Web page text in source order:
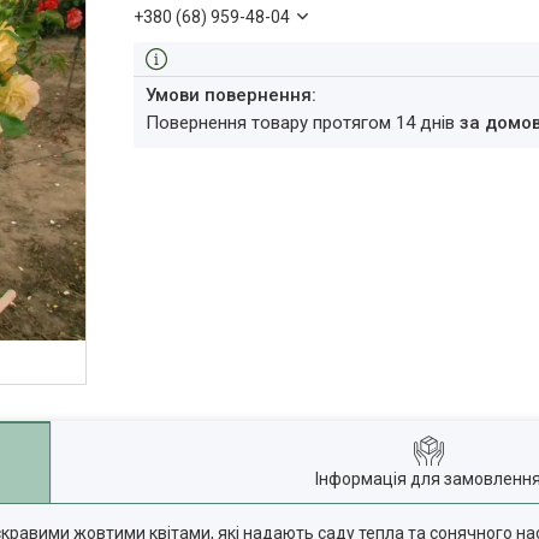
+380 (68) 959-48-04
повернення товару протягом 14 днівза
Інформація для замовлення
жовтими квітами, які надають саду тепла та сонячного